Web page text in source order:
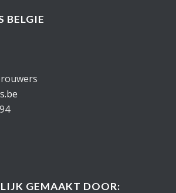
BELGIE
GEMAAKT DOOR: